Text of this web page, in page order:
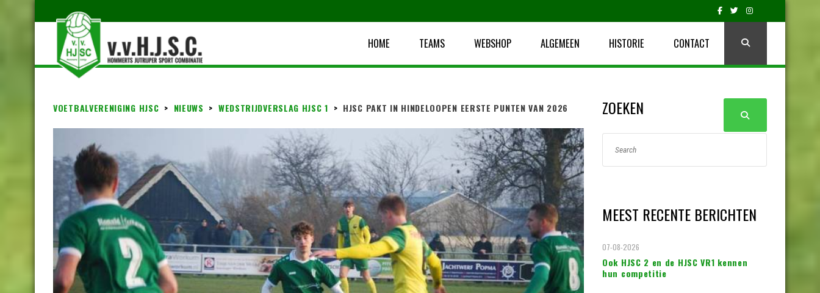
HOME TEAMS WEBSHOP ALGEMEEN HISTORIE CONTACT
VOETBALVERENIGING HJSC > NIEUWS > WEDSTRIJDVERSLAG HJSC 1 > HJSC PAKT IN HINDELOOPEN EERSTE PUNTEN VAN 2026 ZOEKEN
MEEST RECENTE BERICHTEN
Ook HJSC 2 en de HJSC VR1 kennen
hun competitie
07-08-2026